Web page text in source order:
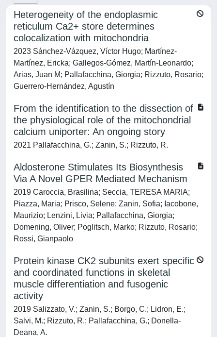
Heterogeneity of the endoplasmic
reticulum Ca2+ store determines
colocalization with mitochondria
2023 Sánchez-Vázquez, Víctor Hugo; Martínez-
Martínez, Ericka; Gallegos-Gómez, Martín-Leonardo;
Arias, Juan M; Pallafacchina, Giorgia; Rizzuto, Rosario;
Guerrero-Hernández, Agustín
From the identification to the dissection of
the physiological role of the mitochondrial
calcium uniporter: An ongoing story
2021 Pallafacchina, G.; Zanin, S.; Rizzuto, R.
Aldosterone Stimulates Its Biosynthesis
Via A Novel GPER Mediated Mechanism
2019 Caroccia, Brasilina; Seccia, TERESA MARIA;
Piazza, Maria; Prisco, Selene; Zanin, Sofia; Iacobone,
Maurizio; Lenzini, Livia; Pallafacchina, Giorgia;
Domening, Oliver; Poglitsch, Marko; Rizzuto, Rosario;
Rossi, Gianpaolo
Protein kinase CK2 subunits exert specific
and coordinated functions in skeletal
muscle differentiation and fusogenic
activity
2019 Salizzato, V.; Zanin, S.; Borgo, C.; Lidron, E.;
Salvi, M.; Rizzuto, R.; Pallafacchina, G.; Donella-
Deana, A.